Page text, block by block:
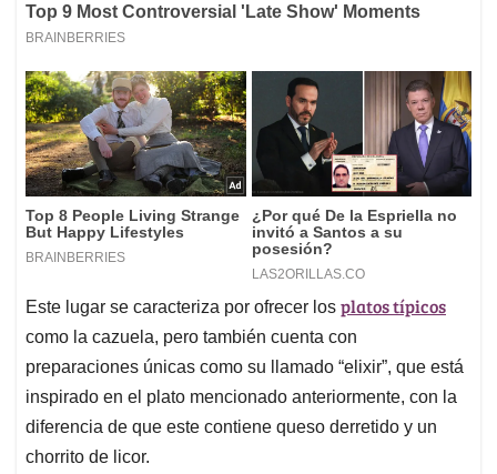
Este lugar se caracteriza por ofrecer los platos típicos
como la cazuela, pero también cuenta con
preparaciones únicas como su llamado “elixir”, que está
inspirado en el plato mencionado anteriormente, con la
diferencia de que este contiene queso derretido y un
chorrito de licor.